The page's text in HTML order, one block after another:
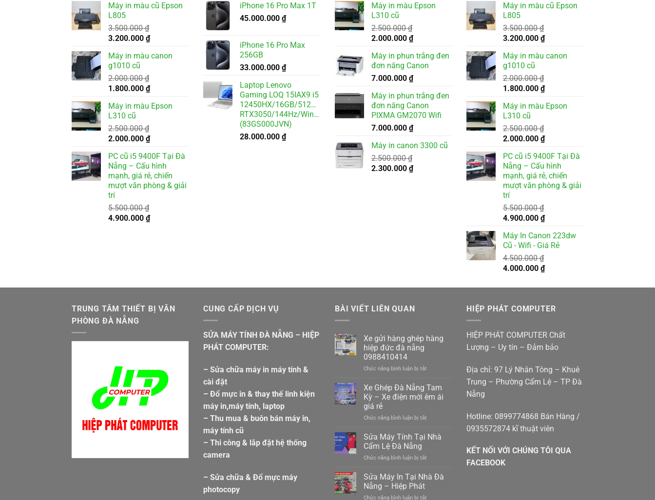
Máy in màu cũ Epson
L805
3.500.000₫
Giá
là:
3.500.000 ₫.
3.200.000 ₫Giá
tại
Máy in màu canon
g1010 cũ
2.000.000₫
Giá
là:
2.000.000 ₫.
1.800.000 ₫Giá
tại
Máy in màu Epson
L310 cũ
2.500.000₫
Giá
là:
2.500.000 ₫.
2.000.000 ₫Giá
tại
là:
2.000.000 ₫.
PC cũ i5 9400F Tại Đà
Nẵng – Cấu hình
mạnh, giá rẻ, chiến
mượt văn phòng & giải
trí
5.500.000₫
Giá
4.900.000 ₫Giá
iPhone 16 Pro Max 1T
45.000.000 ₫
iPhone 16 Pro Max
256GB
33.000.000 ₫
Laptop Lenovo
Gaming LOQ 15IAX9 i5
12450HX/16GB/512GB/6GB
RTX3050/144Hz/Win11
(83GS000JVN)
28.000.000 ₫
Máy in màu Epson
L310 cũ
2.500.000₫
Giá
là:
2.500.000 ₫.
2.000.000 ₫Giá
tại
là:
2.000.000 ₫.
Máy in phun trắng đen
đơn năng Canon
7.000.000 ₫
Máy in phun trắng đen
đơn năng Canon
PIXMA GM2070 Wifi
7.000.000 ₫
Máy in canon 3300 cũ
2.500.000₫
Giá
2.300.000 ₫Giá
Máy in màu cũ Epson
L805
3.500.000₫
Giá
là:
3.500.000 ₫.
3.200.000 ₫Giá
tại
Máy in màu canon
g1010 cũ
2.000.000₫
Giá
là:
2.000.000 ₫.
1.800.000 ₫Giá
tại
Máy in màu Epson
L310 cũ
2.500.000₫
Giá
là:
2.500.000 ₫.
2.000.000 ₫Giá
tại
là:
2.000.000 ₫.
PC cũ i5 9400F Tại Đà
Nẵng – Cấu hình
mạnh, giá rẻ, chiến
mượt văn phòng & giải
trí
5.500.000₫
Giá
là:
5.500.000 ₫.
4.900.000 ₫Giá
tại
là:
Máy In Canon 223dw
Cũ - Wifi - Giá Rẻ
4.500.000₫
Giá
là:
4.000.000 ₫Giá
tại
4.000.000 ₫.
TRUNG TÂM THIẾT BỊ VĂN
PHÒNG ĐÀ NẴNG
CUNG CẤP DỊCH VỤ
SỬA MÁY TÍNH ĐÀ NẴNG – HIỆP
PHÁT COMPUTER:
– Sửa chữa máy in máy tính &
cài đặt
– Đổ mực in & thay thế linh kiện
máy in,máy tính, laptop
– Thu mua & buôn bán máy in,
máy tính cũ
– Thi công & lắp đặt hệ thống
camera
– Sửa chữa & Đổ mực máy
photocopy
BÀI VIẾT LIÊN QUAN
Xe gửi hàng ghép hàng
hiệp đức đà nẵng
0988410414
Chức năng bình luận bị tắt
gửi
hàng
ghép
đà
Xe Ghép Đà Nẵng Tam
Kỳ – Xe điện mới êm ái
giá rẻ
Chức năng bình luận bị tắt
Ghép
–
Sửa Máy Tính Tại Nhà
Cẩm Lệ Đà Nẵng
Chức năng bình luận bị tắt
Máy
Sửa Máy In Tại Nhà Đà
Nẵng – Hiệp Phát
Chức năng bình luận bị tắt
HIỆP PHÁT COMPUTER
HIỆP PHÁT COMPUTER Chất
Lượng – Uy tín – Đảm bảo
Địa chỉ: 97 Lý Nhân Tông – Khuê
Trung – Phường Cẩm Lệ – TP Đà
Nẵng
Hotline: 0899774868 Bán Hàng /
0935572874 kĩ thuật viên
KẾT NỐI VỚI CHÚNG TÔI QUA
FACEBOOK